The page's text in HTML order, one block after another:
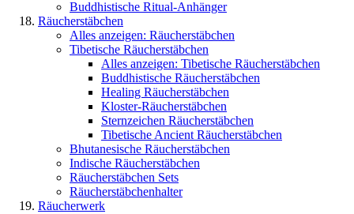
Buddhistische Ritual-Anhänger
Räucherstäbchen
Alles anzeigen: Räucherstäbchen
Tibetische Räucherstäbchen
Alles anzeigen: Tibetische Räucherstäbchen
Buddhistische Räucherstäbchen
Healing Räucherstäbchen
Kloster-Räucherstäbchen
Sternzeichen Räucherstäbchen
Tibetische Ancient Räucherstäbchen
Bhutanesische Räucherstäbchen
Indische Räucherstäbchen
Räucherstäbchen Sets
Räucherstäbchenhalter
Räucherwerk